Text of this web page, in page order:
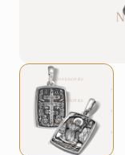
Чётки
Другое